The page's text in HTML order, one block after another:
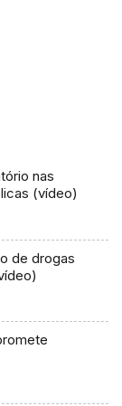
nas
(vídeo)
de drogas